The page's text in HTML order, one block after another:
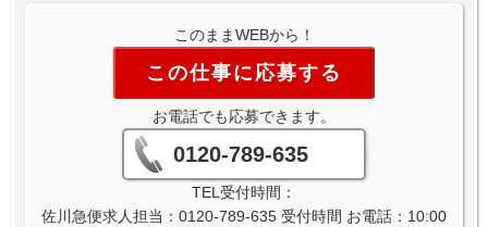
このままWEBから！
この仕事に応募する
お電話でも応募できます。
0120-789-635
TEL受付時間：
佐川急便求人担当：0120-789-635 受付時間 お電話：10:00